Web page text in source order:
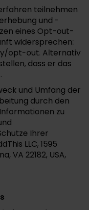
teilnehmen
und -
eines Opt-out-
widersprechen:
opt-out. Alternativ
dass er das
und Umfang der
durch den
zu
Ihrer
LLC, 1595
VA 22182, USA,